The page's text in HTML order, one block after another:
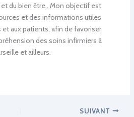
du bien être,. Mon objectif est
et des informations utiles
aux patients, afin de favoriser
des soins infirmiers à
et ailleurs.
SUIVANT